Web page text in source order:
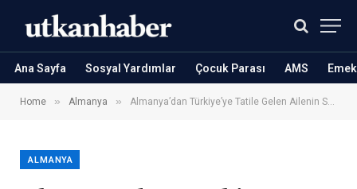
Ana Sayfa Sosyal Yardımlar Çocuk Parası AMS
Home » Almanya » Almanya’dan Türkiye’ye Tatile Gelen Ailenin Sokak Lezzeti Kabusa Döndü: Anne ve İki Çocuk Hayatını Kaybetti, 4 Gözaltı!
ALMANYA